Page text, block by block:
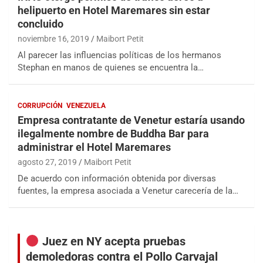
helipuerto en Hotel Maremares sin estar
concluido
noviembre 16, 2019 Maibort Petit
Al parecer las influencias políticas de los hermanos
Stephan en manos de quienes se encuentra la…
CORRUPCIÓN VENEZUELA
Empresa contratante de Venetur estaría usando
ilegalmente nombre de Buddha Bar para
administrar el Hotel Maremares
agosto 27, 2019 Maibort Petit
De acuerdo con información obtenida por diversas
fuentes, la empresa asociada a Venetur carecería de la…
Juez en NY acepta pruebas
demoledoras contra el Pollo Carvajal